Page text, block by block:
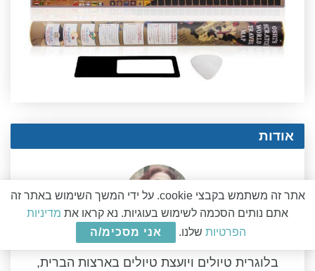
אודות
אושרה קמחי
בלוגרית טיולים ויועצת טיולים בארצות הברית,
אתר זה משתמש בקבצי cookie. על ידי המשך השימוש באתר זה
אתם נותים הסכמה לשימוש בעוגיות. נא קראו את מדיניות
הפרטיות שלנו. אני מסכימ/ה